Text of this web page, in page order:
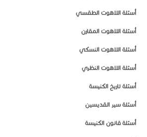
أسئلة اللاهوت الطقسي
أسئلة اللاهوت المقارن
أسئلة اللاهوت النسكي
أسئلة اللاهوت النظري
أسئلة تاريخ الكنيسة
أسئلة سير القديسين
أسئلة قانون الكنيسة